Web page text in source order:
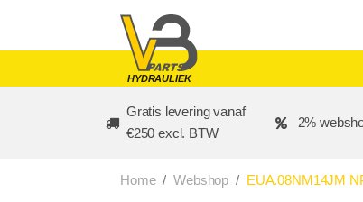
HYDRAULIEK
Gratis levering vanaf
€250 excl. BTW
2%
Home Webshop EUA.08NM14JM